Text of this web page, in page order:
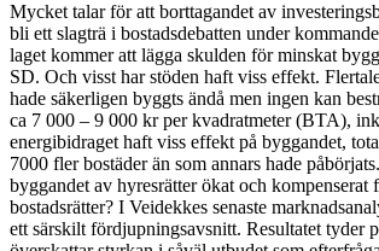
Mycket talar för att borttagandet av
bli ett slagträ i bostadsdebatten under
laget kommer att lägga skulden för minskat
SD. Och visst har stöden haft viss effekt.
hade säkerligen byggts ändå men ingen kan
ca 7 000 – 9 000 kr per kvadratmeter (BTA),
energibidraget haft viss effekt på byggandet,
7000 fler bostäder än som annars hade
byggandet av hyresrätter ökat och kompenserat
bostadsrätter? I Veidekkes senaste
ett särskilt fördjupningsavsnitt. Resultatet tyder